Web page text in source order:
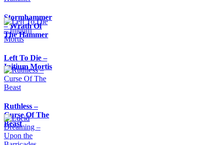
Stormhammer
– Wrath Of
The Hammer
Left To Die –
Initium Mortis
Ruthless –
Curse Of The
Beast